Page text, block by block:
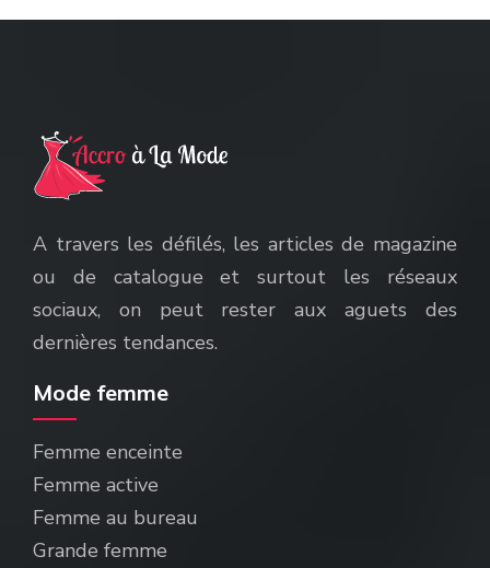
A travers les défilés, les articles de magazine
ou de catalogue et surtout les réseaux
sociaux, on peut rester aux aguets des
dernières tendances.
Mode femme
Femme enceinte
Femme active
Femme au bureau
Grande femme